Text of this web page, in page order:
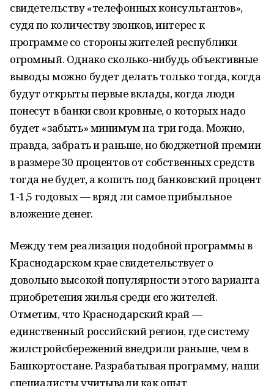
свидетельству «телефонных консультантов»,
судя по количеству звонков, интерес к
программе со стороны жителей республики
огромный. Однако сколько-нибудь объективные
выводы можно будет делать только тогда, когда
будут открыты первые вклады, когда люди
понесут в банки свои кровные, о которых надо
будет «забыть» минимум на три года. Можно,
правда, забрать и раньше, но бюджетной премии
в размере 30 процентов от собственных средств
тогда не будет, а копить под банковский процент
1-1,5 годовых — вряд ли самое прибыльное
вложение денег.
Между тем реализация подобной программы в
Краснодарском крае свидетельствует о
довольно высокой популярности этого варианта
приобретения жилья среди его жителей.
Отметим, что Краснодарский край —
единственный российский регион, где систему
жилстройсбережений внедрили раньше, чем в
Башкортостане. Разрабатывая программу, наши
специалисты учитывали как опыт